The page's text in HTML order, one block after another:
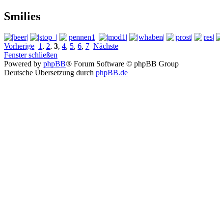
Smilies
Vorherige 1 , 2, 3, 4, 5, 6, 7 Nächste
Fenster schließen
Powered by phpBB® Forum Software © phpBB Group
Deutsche Übersetzung durch phpBB.de